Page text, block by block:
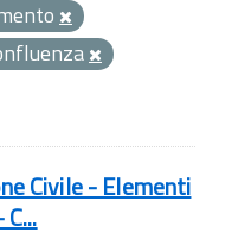
Civile - Elementi